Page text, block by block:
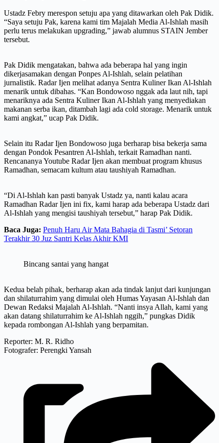
Ustadz Febry merespon setuju apa yang ditawarkan oleh Pak Didik.
“Saya setuju Pak, karena kami tim Majalah Media Al-Ishlah masih
perlu terus melakukan upgrading,” jawab alumnus STAIN Jember
tersebut.
Pak Didik mengatakan, bahwa ada beberapa hal yang ingin
dikerjasamakan dengan Ponpes Al-Ishlah, selain pelatihan
jurnalistik. Radar Ijen melihat adanya Sentra Kuliner Ikan Al-Ishlah
menarik untuk dibahas. “Kan Bondowoso nggak ada laut nih, tapi
menariknya ada Sentra Kuliner Ikan Al-Ishlah yang menyediakan
makanan serba ikan, ditambah lagi ada cold storage. Menarik untuk
kami angkat,” ucap Pak Didik.
Selain itu Radar Ijen Bondowoso juga berharap bisa bekerja sama
dengan Pondok Pesantren Al-Ishlah, terkait Ramadhan nanti.
Rencananya Youtube Radar Ijen akan membuat program khusus
Ramadhan, semacam kultum atau taushiyah Ramadhan.
“Di Al-Ishlah kan pasti banyak Ustadz ya, nanti kalau acara
Ramadhan Radar Ijen ini fix, kami harap ada beberapa Ustadz dari
Al-Ishlah yang mengisi taushiyah tersebut,” harap Pak Didik.
Baca Juga: Penuh Haru Air Mata Bahagia di Tasmi’ Setoran
Terakhir 30 Juz Santri Kelas Akhir KMI
Bincang santai yang hangat
Kedua belah pihak, berharap akan ada tindak lanjut dari kunjungan
dan shilaturrahim yang dimulai oleh Humas Yayasan Al-Ishlah dan
Dewan Redaksi Majalah Al-Ishlah. “Nanti insya Allah, kami yang
akan datang shilaturrahim ke Al-Ishlah nggih,” pungkas Didik
kepada rombongan Al-Ishlah yang berpamitan.
Reporter: M. R. Ridho
Fotografer: Perengki Yansah